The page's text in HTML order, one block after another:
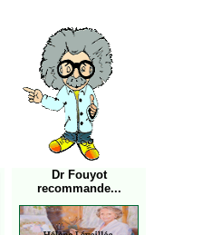
Dr Fouyot
recommande...